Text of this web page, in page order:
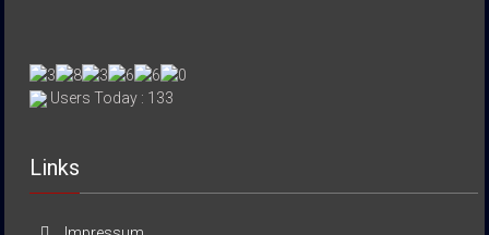
Users Today : 133
Links